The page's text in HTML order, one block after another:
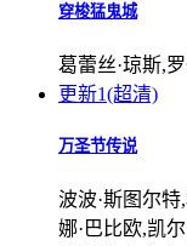
穿梭猛鬼城
葛蕾丝·琼斯,
更新1(超清)
万圣节传说
波波·斯图尔
娜·巴比欧,凯